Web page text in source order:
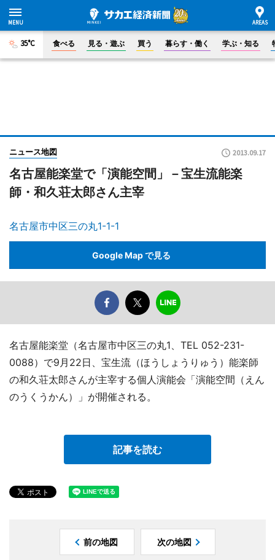
35°C 食べる 見る・遊ぶ 買う 暮らす・働く 学ぶ・知る
ニュース地図 2013.09.17
名古屋能楽堂で「演能空間」－宝生流能楽
師・和久荘太郎さん主宰
名古屋市中区三の丸1-1-1
Google Map で見る
名古屋能楽堂（名古屋市中区三の丸1、TEL 052-231-
0088）で9月22日、宝生流（ほうしょうりゅう）能楽師
の和久荘太郎さんが主宰する個人演能会「演能空間（えん
のうくうかん）」が開催される。
記事を読む
前の地図 次の地図